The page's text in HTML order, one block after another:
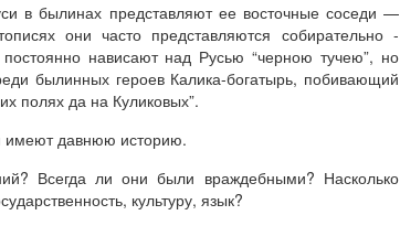
в былинах представляют ее восточные соседи —
они часто представляются собирательно -
нависают над Русью “черною тучею”, но
былинных героев Калика-богатырь, побивающий
полях да на Куликовых”.
имеют давнюю историю.
Всегда ли они были враждебными? Насколько
культуру, язык?